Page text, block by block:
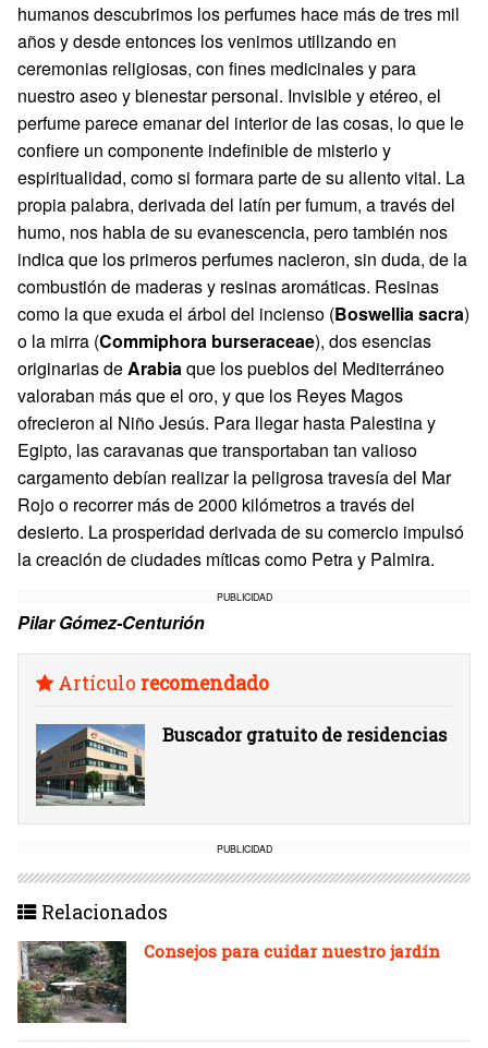
humanos descubrimos los perfumes hace más de tres mil
años y desde entonces los venimos utilizando en
ceremonias religiosas, con fines medicinales y para
nuestro aseo y bienestar personal. Invisible y etéreo, el
perfume parece emanar del interior de las cosas, lo que le
confiere un componente indefinible de misterio y
espiritualidad, como si formara parte de su aliento vital. La
propia palabra, derivada del latín per fumum, a través del
humo, nos habla de su evanescencia, pero también nos
indica que los primeros perfumes nacieron, sin duda, de la
combustión de maderas y resinas aromáticas. Resinas
como la que exuda el árbol del incienso (Boswellia sacra)
o la mirra (Commiphora burseraceae), dos esencias
originarias deArabiaque los pueblos del Mediterráneo
valoraban más que el oro, y que los Reyes Magos
ofrecieron al Niño Jesús. Para llegar hasta Palestina y
Egipto, las caravanas que transportaban tan valioso
cargamento debían realizar la peligrosa travesía del Mar
Rojo o recorrer más de 2000 kilómetros a través del
desierto. La prosperidad derivada de su comercio impulsó
la creación de ciudades míticas como Petra y Palmira.
PUBLICIDAD
Pilar Gómez-Centurión
Artículo recomendado
Buscador gratuito de residencias
PUBLICIDAD
Relacionados
Consejos para cuidar nuestro jardín